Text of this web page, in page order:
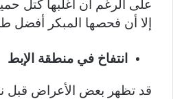
على الرغم أن أغلبها كتل
إلا أن فحصها المبكر أفضل
انتفاخ في منطقة الإبط
قد تظهر بعض الأعراض قبل